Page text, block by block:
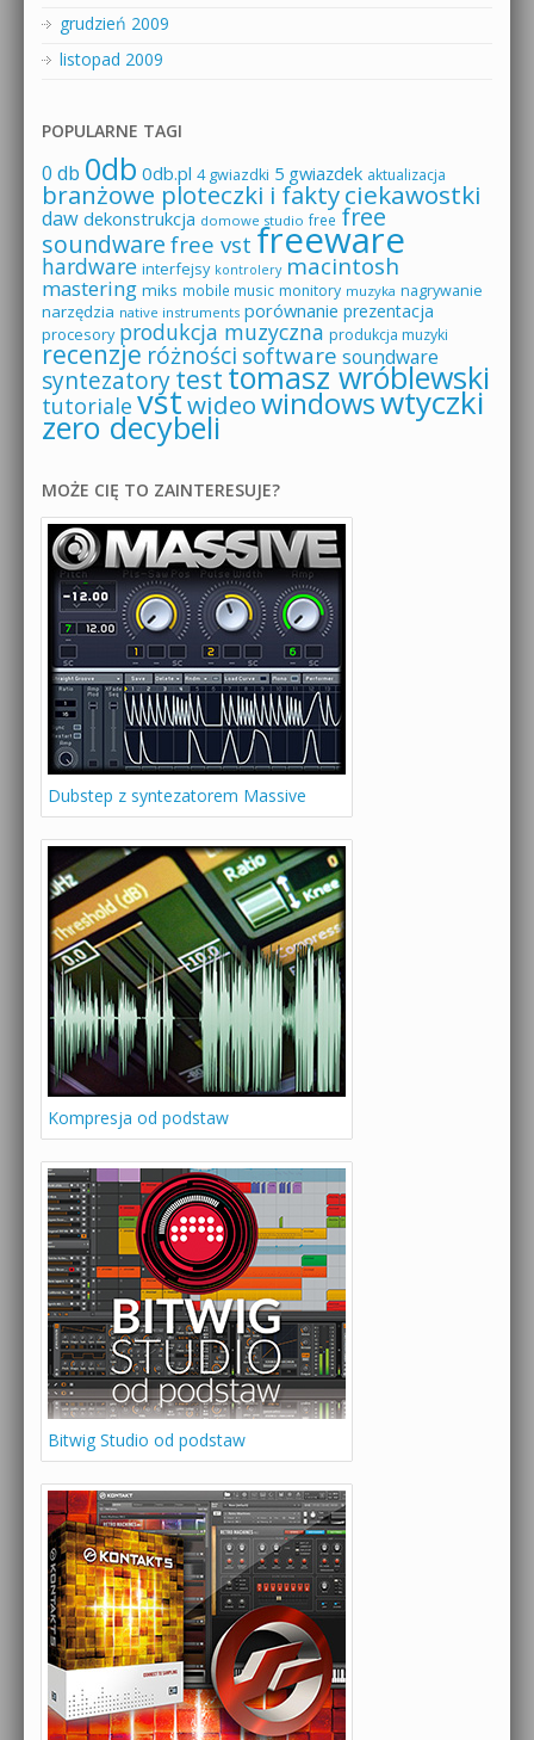
grudzień 2009
listopad 2009
POPULARNE TAGI
0 db 0db 0db.pl 4 gwiazdki 5 gwiazdek aktualizacja
branżowe ploteczki i faktyciekawostki
daw dekonstrukcja domowe studio free free
soundware free vst freeware
hardware interfejsy kontrolery macintosh
mastering miks mobile music monitory muzyka nagrywanie
narzędzia native instruments porównanie prezentacja
procesory produkcja muzyczna produkcja muzyki
recenzje różności software soundware
syntezatorytesttomasz wróblewski
tutoriale vstwideowindowswtyczki
zero decybeli
MOŻE CIĘ TO ZAINTERESUJE?
Dubstep z syntezatorem Massive
Kompresja od podstaw
Bitwig Studio od podstaw